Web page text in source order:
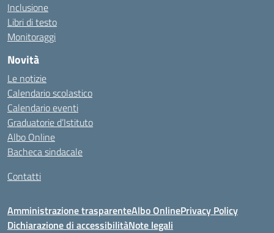
Inclusione
Libri di testo
Monitoraggi
Novità
Le notizie
Calendario scolastico
Calendario eventi
Graduatorie d’Istituto
Albo Online
Bacheca sindacale
Contatti
Amministrazione trasparenteAlbo OnlinePrivacy Policy
Dichiarazione di accessibilitàNote legali